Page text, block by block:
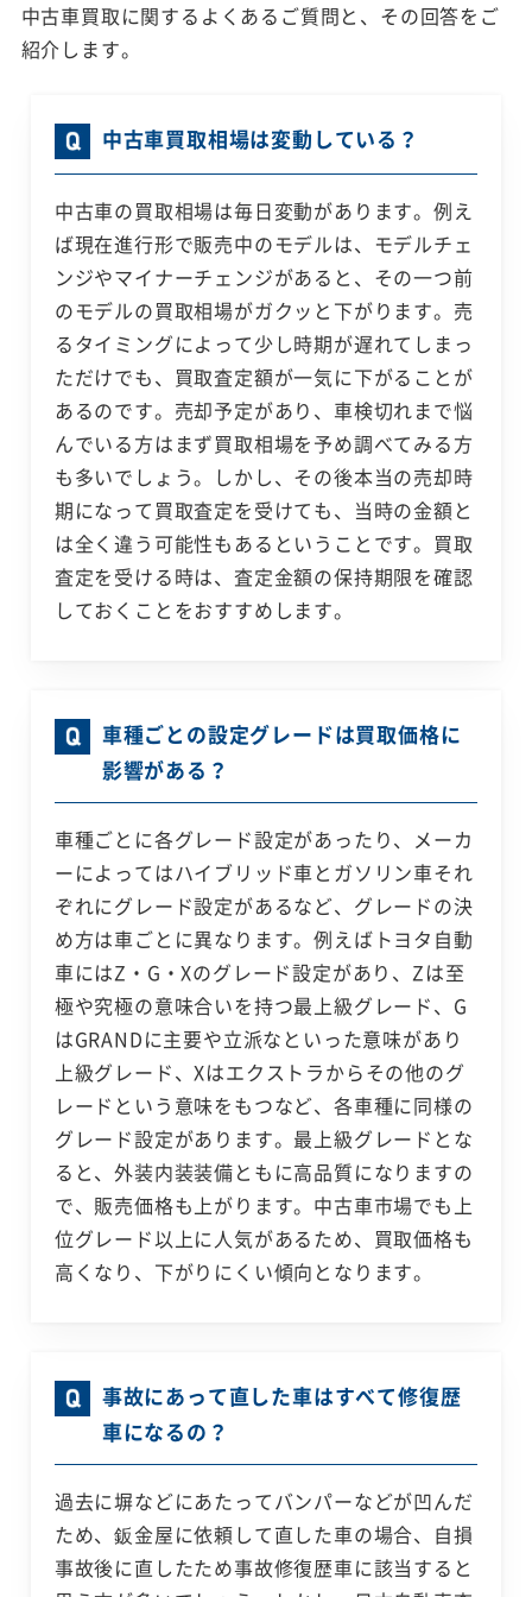
中古車買取に関するよくあるご質問と、その回答をご
紹介します。
中古車買取相場は変動している？
中古車の買取相場は毎日変動があります。例え
ば現在進行形で販売中のモデルは、モデルチェ
ンジやマイナーチェンジがあると、その一つ前
のモデルの買取相場がガクッと下がります。売
るタイミングによって少し時期が遅れてしまっ
ただけでも、買取査定額が一気に下がることが
あるのです。売却予定があり、車検切れまで悩
んでいる方はまず買取相場を予め調べてみる方
も多いでしょう。しかし、その後本当の売却時
期になって買取査定を受けても、当時の金額と
は全く違う可能性もあるということです。買取
査定を受ける時は、査定金額の保持期限を確認
しておくことをおすすめします。
車種ごとの設定グレードは買取価格に
影響がある？
車種ごとに各グレード設定があったり、メーカ
ーによってはハイブリッド車とガソリン車それ
ぞれにグレード設定があるなど、グレードの決
め方は車ごとに異なります。例えばトヨタ自動
車にはZ・G・Xのグレード設定があり、Zは至
極や究極の意味合いを持つ最上級グレード、G
はGRANDに主要や立派なといった意味があり
上級グレード、Xはエクストラからその他のグ
レードという意味をもつなど、各車種に同様の
グレード設定があります。最上級グレードとな
ると、外装内装装備ともに高品質になりますの
で、販売価格も上がります。中古車市場でも上
位グレード以上に人気があるため、買取価格も
高くなり、下がりにくい傾向となります。
事故にあって直した車はすべて修復歴
車になるの？
過去に塀などにあたってバンパーなどが凹んだ
ため、鈑金屋に依頼して直した車の場合、自損
事故後に直したため事故修復歴車に該当すると